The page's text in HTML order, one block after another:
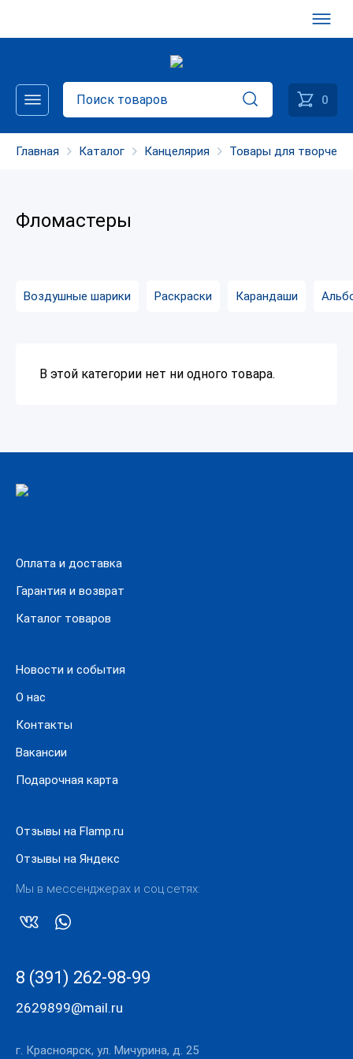
0
Главная Каталог Канцелярия Товары для
Фломастеры
Воздушные шарики Раскраски Карандаши
В этой категории нет ни одного товара.
Оплата и доставка
Гарантия и возврат
Каталог товаров
Новости и события
О нас
Контакты
Вакансии
Подарочная карта
Отзывы на Flamp.ru
Отзывы на Яндекс
Мы в мессенджерах и соц.сетях:
8 (391) 262-98-99
2629899@mail.ru
г. Красноярск, ул. Мичурина, д. 25